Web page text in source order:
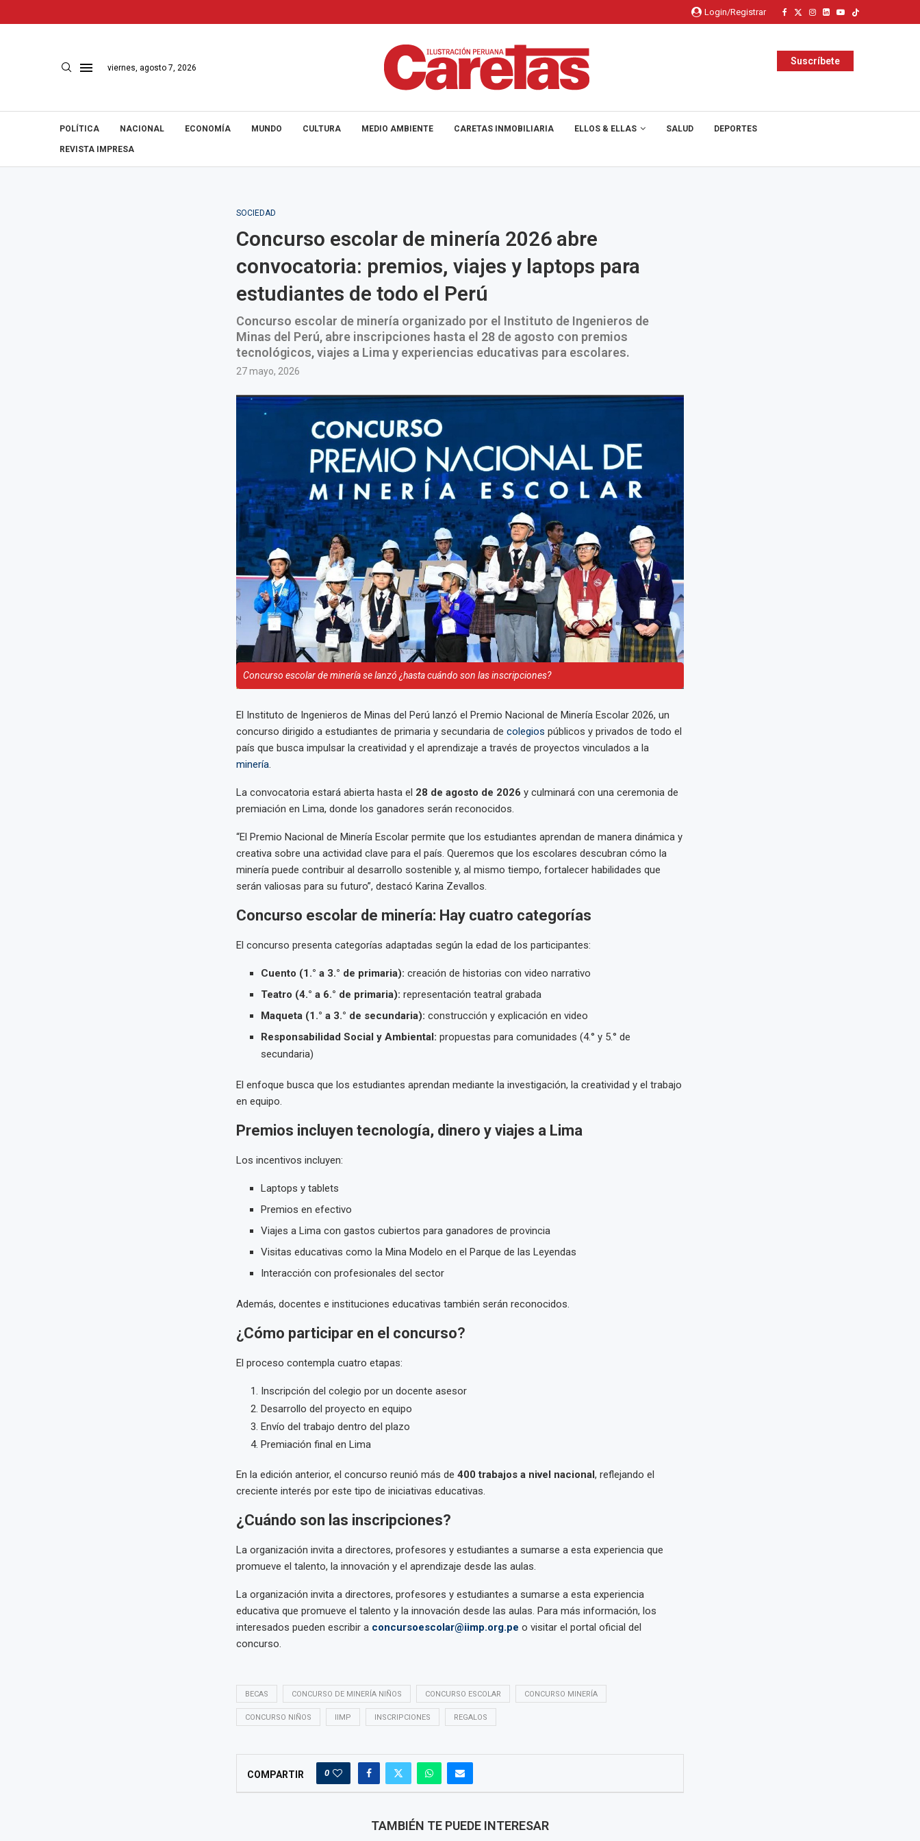
Login/Registrar
viernes, agosto 7, 2026
Suscríbete
POLÍTICA NACIONAL ECONOMÍA MUNDO CULTURA MEDIO AMBIENTE CARETAS INMOBILIARIA ELLOS & ELLAS SALUD DEPORTES
REVISTA IMPRESA
SOCIEDAD
Concurso escolar de minería 2026 abre
convocatoria: premios, viajes y laptops para
estudiantes de todo el Perú
Concurso escolar de minería organizado por el Instituto de Ingenieros de
Minas del Perú, abre inscripciones hasta el 28 de agosto con premios
tecnológicos, viajes a Lima y experiencias educativas para escolares.
27 mayo, 2026
Concurso escolar de minería se lanzó ¿hasta cuándo son las inscripciones?
El Instituto de Ingenieros de Minas del Perú lanzó el Premio Nacional de Minería Escolar 2026, un
concurso dirigido a estudiantes de primaria y secundaria de colegios públicos y privados de todo el
país que busca impulsar la creatividad y el aprendizaje a través de proyectos vinculados a la
minería.
La convocatoria estará abierta hasta el 28 de agosto de 2026 y culminará con una ceremonia de
premiación en Lima, donde los ganadores serán reconocidos.
“El Premio Nacional de Minería Escolar permite que los estudiantes aprendan de manera dinámica y
creativa sobre una actividad clave para el país. Queremos que los escolares descubran cómo la
minería puede contribuir al desarrollo sostenible y, al mismo tiempo, fortalecer habilidades que
serán valiosas para su futuro”, destacó Karina Zevallos.
Concurso escolar de minería: Hay cuatro categorías
El concurso presenta categorías adaptadas según la edad de los participantes:
Cuento (1.° a 3.° de primaria): creación de historias con video narrativo
Teatro (4.° a 6.° de primaria): representación teatral grabada
Maqueta (1.° a 3.° de secundaria): construcción y explicación en video
Responsabilidad Social y Ambiental: propuestas para comunidades (4.° y 5.° de
secundaria)
El enfoque busca que los estudiantes aprendan mediante la investigación, la creatividad y el trabajo
en equipo.
Premios incluyen tecnología, dinero y viajes a Lima
Los incentivos incluyen:
Laptops y tablets
Premios en efectivo
Viajes a Lima con gastos cubiertos para ganadores de provincia
Visitas educativas como la Mina Modelo en el Parque de las Leyendas
Interacción con profesionales del sector
Además, docentes e instituciones educativas también serán reconocidos.
¿ Cómo participar en el concurso?
El proceso contempla cuatro etapas:
Inscripción del colegio por un docente asesor
Desarrollo del proyecto en equipo
Envío del trabajo dentro del plazo
Premiación final en Lima
En la edición anterior, el concurso reunió más de 400 trabajos a nivel nacional, reflejando el
creciente interés por este tipo de iniciativas educativas.
¿Cuándo son las inscripciones?
La organización invita a directores, profesores y estudiantes a sumarse a esta experiencia que
promueve el talento, la innovación y el aprendizaje desde las aulas.
La organización invita a directores, profesores y estudiantes a sumarse a esta experiencia
educativa que promueve el talento y la innovación desde las aulas. Para más información, los
interesados pueden escribir a concursoescolar@iimp.org.pe o visitar el portal oficial del
concurso.
BECAS CONCURSO DE MINERÍA NIÑOS CONCURSO ESCOLAR CONCURSO MINERÍA
CONCURSO NIÑOS IIMP INSCRIPCIONES REGALOS
COMPARTIR 0
TAMBIÉN TE PUEDE INTERESAR